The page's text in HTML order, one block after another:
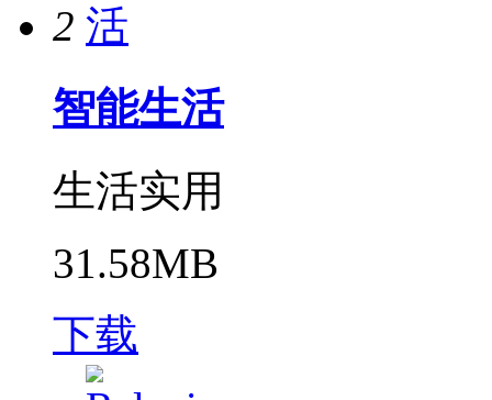
2
智能生活
生活实用
31.58MB
下载